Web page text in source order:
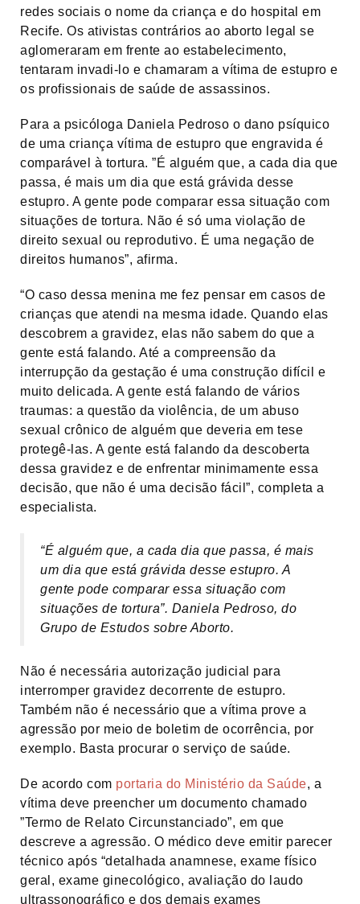
redes sociais o nome da criança e do hospital em
Recife. Os ativistas contrários ao aborto legal se
aglomeraram em frente ao estabelecimento,
tentaram invadi-lo e chamaram a vítima de estupro e
os profissionais de saúde de assassinos.
Para a psicóloga Daniela Pedroso o dano psíquico
de uma criança vítima de estupro que engravida é
comparável à tortura. ”É alguém que, a cada dia que
passa, é mais um dia que está grávida desse
estupro. A gente pode comparar essa situação com
situações de tortura. Não é só uma violação de
direito sexual ou reprodutivo. É uma negação de
direitos humanos”, afirma.
“O caso dessa menina me fez pensar em casos de
crianças que atendi na mesma idade. Quando elas
descobrem a gravidez, elas não sabem do que a
gente está falando. Até a compreensão da
interrupção da gestação é uma construção difícil e
muito delicada. A gente está falando de vários
traumas: a questão da violência, de um abuso
sexual crônico de alguém que deveria em tese
protegê-las. A gente está falando da descoberta
dessa gravidez e de enfrentar minimamente essa
decisão, que não é uma decisão fácil”, completa a
especialista.
“É alguém que, a cada dia que passa, é mais
um dia que está grávida desse estupro. A
gente pode comparar essa situação com
situações de tortura”. Daniela Pedroso, do
Grupo de Estudos sobre Aborto.
Não é necessária autorização judicial para
interromper gravidez decorrente de estupro.
Também não é necessário que a vítima prove a
agressão por meio de boletim de ocorrência, por
exemplo. Basta procurar o serviço de saúde.
De acordo com portaria do Ministério da Saúde, a
vítima deve preencher um documento chamado
”Termo de Relato Circunstanciado”, em que
descreve a agressão. O médico deve emitir parecer
técnico após “detalhada anamnese, exame físico
geral, exame ginecológico, avaliação do laudo
ultrassonográfico e dos demais exames